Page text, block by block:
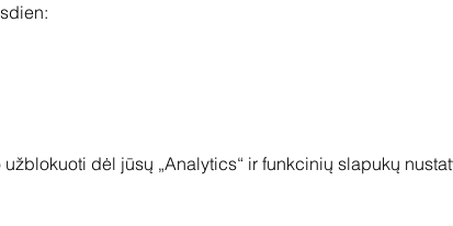
dėl jūsų „Analytics“ ir funkcinių slapukų